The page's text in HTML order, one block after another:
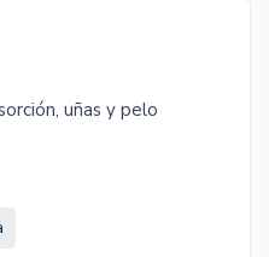
uñas y pelo